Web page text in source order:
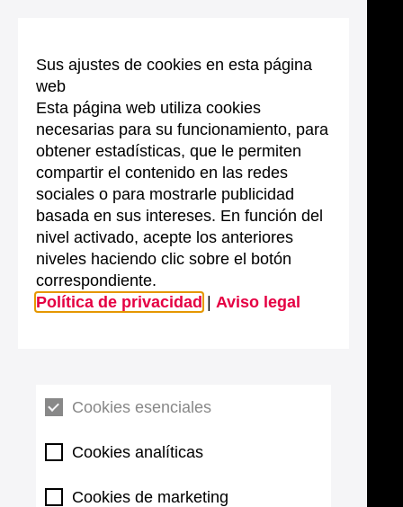
Sus ajustes de cookies en esta página
web
Esta página web utiliza cookies
necesarias para su funcionamiento, para
obtener estadísticas, que le permiten
compartir el contenido en las redes
sociales o para mostrarle publicidad
basada en sus intereses. En función del
nivel activado, acepte los anteriores
niveles haciendo clic sobre el botón
correspondiente.
Política de privacidad
Aviso legal
Cookies esenciales
Cookies analíticas
Cookies de marketing